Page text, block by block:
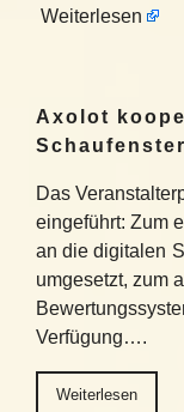
Weiterlesen
Axolot
Das
eingeführt: Zum
an die digitalen
umgesetzt, zum
Verfügung….
Weiterlesen